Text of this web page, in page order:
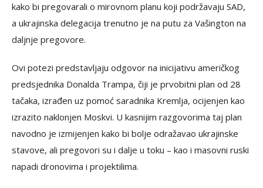
kako bi pregovarali o mirovnom planu koji podržavaju SAD,
a ukrajinska delegacija trenutno je na putu za Vašington na
daljnje pregovore.
Ovi potezi predstavljaju odgovor na inicijativu američkog
predsjednika Donalda Trampa, čiji je prvobitni plan od 28
tačaka, izrađen uz pomoć saradnika Kremlja, ocijenjen kao
izrazito naklonjen Moskvi. U kasnijim razgovorima taj plan
navodno je izmijenjen kako bi bolje odražavao ukrajinske
stavove, ali pregovori su i dalje u toku – kao i masovni ruski
napadi dronovima i projektilima.